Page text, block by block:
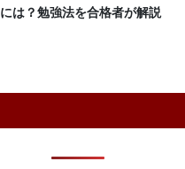
には？勉強法を合格者が解説